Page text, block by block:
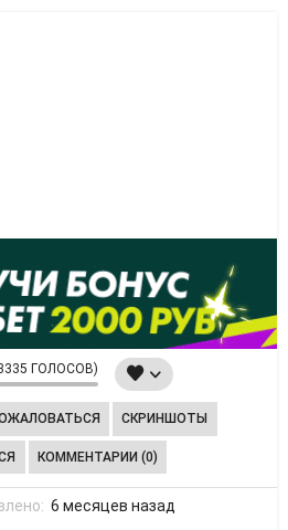
ГОЛОСОВ)
СКРИНШОТЫ
КОММЕНТАРИИ (0)
6 месяцев назад